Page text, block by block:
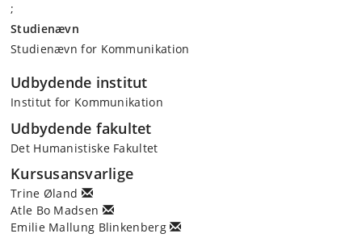
;
Studienævn
Studienævn for Kommunikation
Udbydende institut
Institut for Kommunikation
Udbydende fakultet
Det Humanistiske Fakultet
Kursusansvarlige
Trine Øland
Atle Bo Madsen
Emilie Mallung Blinkenberg